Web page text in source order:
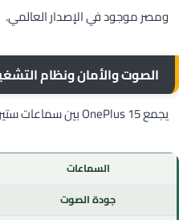
ومصر موجود في الإصدار العالمي.
الصوت والأمان ونظام
يجمع OnePlus 15 بين سماعات ستيريو ونظام تأمين من المستوى الرائد.
السماعات
جودة الصوت